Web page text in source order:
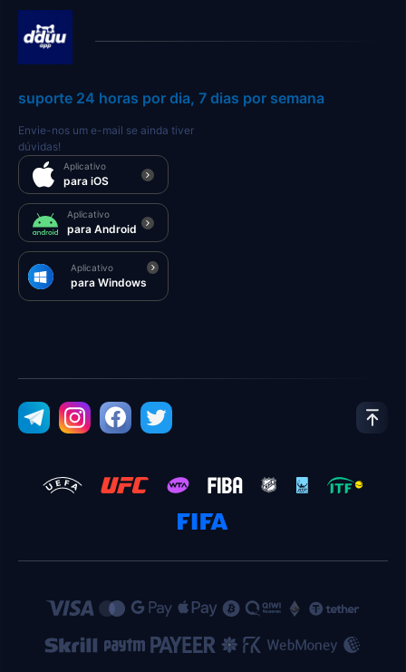
suporte 24 horas por dia, 7 dias por semana
Envie-nos um e-mail se ainda tiver
dúvidas!
Aplicativo
para iOS
Aplicativo
para Android
Aplicativo
para Windows